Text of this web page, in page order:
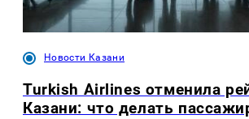
Новости Казани
Turkish Airlines отменила
Казани: что делать